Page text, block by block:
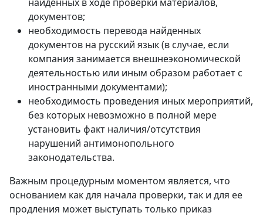
документов;
необходимость перевода найденных
документов на русский язык (в случае, если
компания занимается внешнеэкономической
деятельностью или иным образом работает с
иностранными документами);
необходимость проведения иных мероприятий,
без которых невозможно в полной мере
установить факт наличия/отсутствия
нарушений антимонопольного
законодательства.
Важным процедурным моментом является, что
основанием как для начала проверки, так и для ее
продления может выступать только приказ